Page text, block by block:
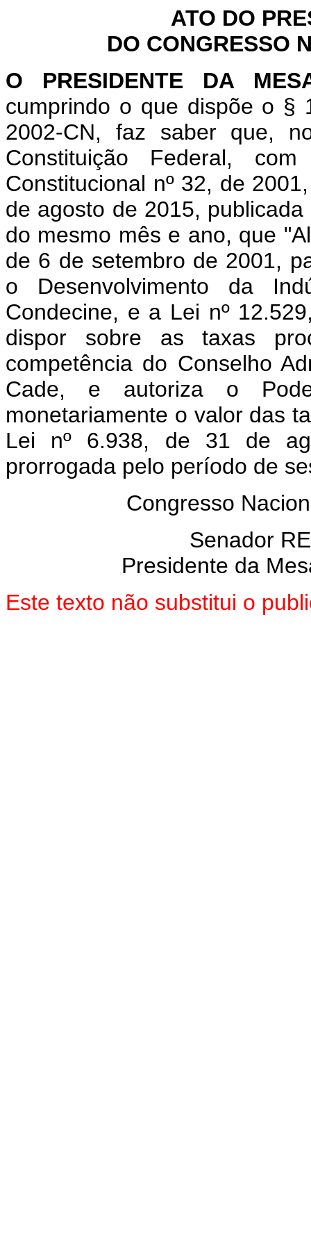
ATO DO
DO CONGRESSO
O PRESIDENTE DA
cumprindo o que dispõe o §
2002-CN, faz saber que,
Constituição Federal,
Constitucional nº 32, de
de agosto de 2015,
do mesmo mês e ano, que
de 6 de setembro de 2001,
o Desenvolvimento da
Condecine, e a Lei nº
dispor sobre as taxas
competência do Conselho
Cade, e autoriza o
monetariamente o valor das
Lei nº 6.938, de 31 de
prorrogada pelo período de
Congresso
Senador
Presidente da
Este texto não substitui o